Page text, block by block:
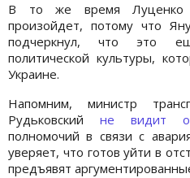
В то же время Луценко
произойдет, потому что
подчеркнул, что это
политической культуры,
Украине.
Напомним, министр
Рудьковский не видит
полномочий в связи с
уверяет, что готов уйти в
предъявят